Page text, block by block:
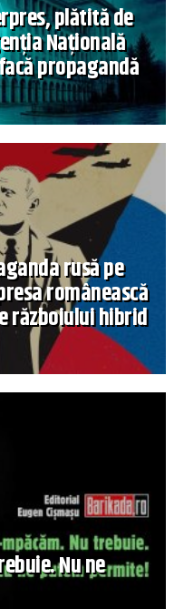
plătită de
Națională
propagandă
rusă pe
românească
războiului hibrid
Nu ne